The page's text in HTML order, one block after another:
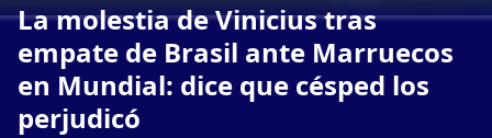
La molestia de Vinicius tras
empate de Brasil ante Marruecos
en Mundial: dice que césped los
perjudicó